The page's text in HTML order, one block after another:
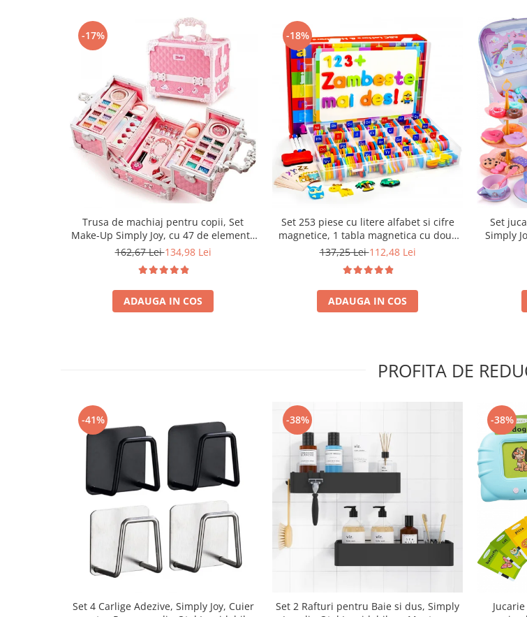
-17%
Trusa de machiaj pentru copii, Set
Make-Up Simply Joy, cu 47 de elemente
pentru make-up, rujuri, farduri, oja,
transport, pentru fetite de 3,4,5,6,7,8,9
ani
162,67 Lei134,98 Lei
ADAUGA IN COS
-18%
Set 253 piese cu litere alfabet si cifre
magnetice, 1 tabla magnetica cu doua
fete si cutie de depozitare, jucarii
137,25 Lei112,48 Lei
ADAUGA IN COS
Set
Simply
pentru
PROFITA DE
-41%
Set 4 Carlige Adezive, Simply Joy, Cuier
-38%
Set 2 Rafturi pentru Baie si dus, Simply
-38%